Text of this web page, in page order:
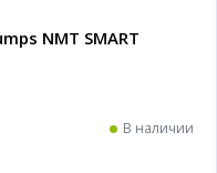
NMT SMART
В наличии